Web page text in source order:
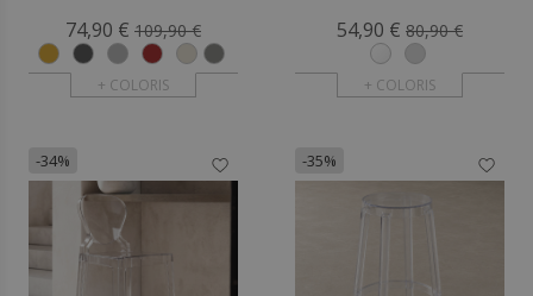
74,90 € 109,90 €
+ COLORIS
54,90 € 80,90 €
+ COLORIS
-34% -35%